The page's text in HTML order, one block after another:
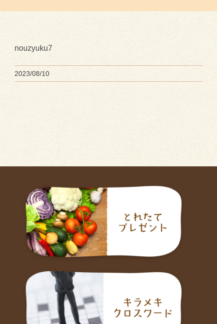
nouzyuku7
2023/08/10